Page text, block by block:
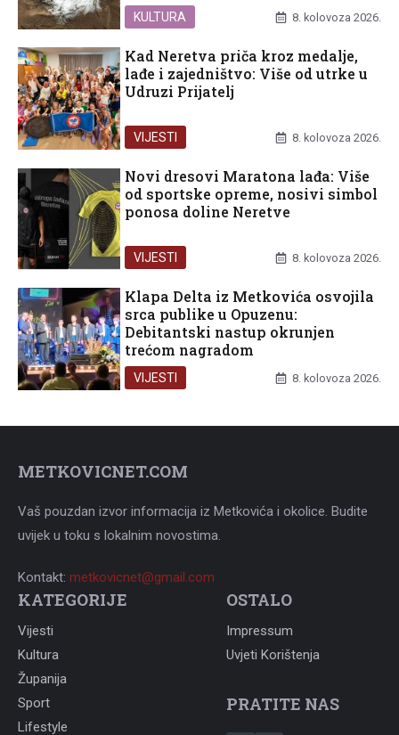
KULTURA 8. kolovoza 2026.
Kad Neretva priča kroz medalje,
lađe i zajedništvo: Više od utrke u
Udruzi Prijatelj
VIJESTI 8. kolovoza 2026.
Novi dresovi Maratona lađa: Više
od sportske opreme, nosivi simbol
ponosa doline Neretve
VIJESTI 8. kolovoza 2026.
Klapa Delta iz Metkovića osvojila
srca publike u Opuzenu:
Debitantski nastup okrunjen
trećom nagradom
VIJESTI 8. kolovoza 2026.
METKOVICNET.COM
Vaš pouzdan izvor informacija iz Metkovića i okolice. Budite
uvijek u toku s lokalnim novostima.
Kontakt: metkovicnet@gmail.com
KATEGORIJE
Vijesti
Kultura
Županija
Sport
Lifestyle
OSTALO
Impressum
Uvjeti Korištenja
PRATITE NAS